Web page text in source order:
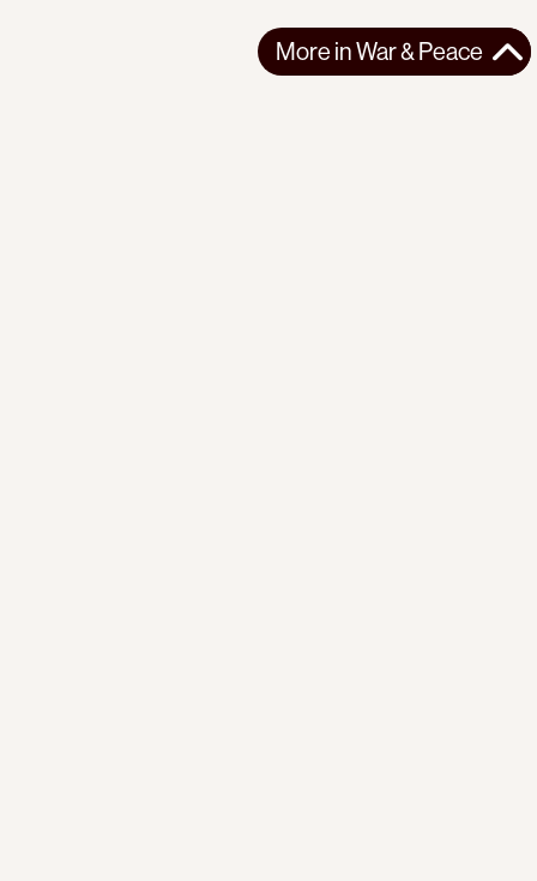
More inWar & Peace